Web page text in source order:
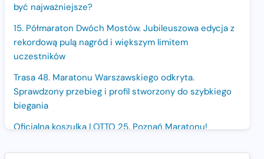
być najważniejsze?
15. Półmaraton Dwóch Mostów. Jubileuszowa edycja z
rekordową pulą nagród i większym limitem
uczestników
Trasa 48. Maratonu Warszawskiego odkryta.
Sprawdzony przebieg i profil stworzony do szybkiego
biegania
Oficjalna koszulka LOTTO 25. Poznań Maratonu!